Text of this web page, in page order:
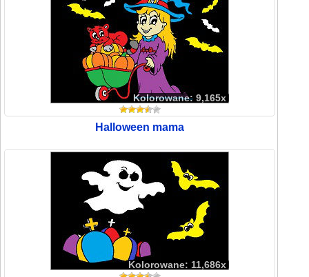
Kolorowane: 9,165x
Halloween mama
Kolorowane: 11,686x